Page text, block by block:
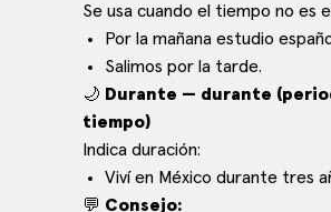
Se usa cuando el tiempo no es
Por la mañana estudio
Salimos por la tarde.
🌙 Durante — durante
tiempo)
Indica duración:
Viví en México durante tres
💬 Consejo: